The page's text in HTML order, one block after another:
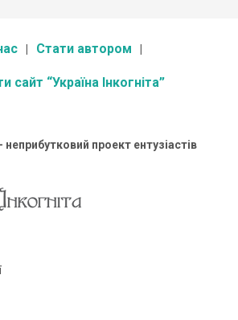
Стати автором
сайт “Україна Інкогніта”
неприбутковий проект ентузіастів